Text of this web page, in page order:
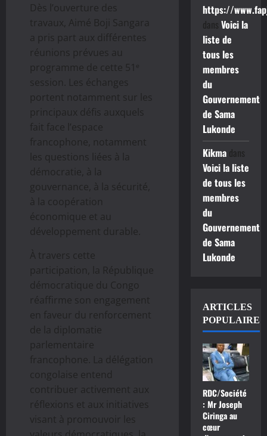
Dès l’ouverture des
travaux, Aimé Boji Sangara
a pris part aux différentes
réunions prévues au
programme de cette 51ᵉ
session. Les échanges
portent notamment sur les
principaux défis auxquels
fait face l’espace
francophone, notamment
les questions liées à la
démocratie, à la
gouvernance, à la sécurité,
à la coopération
économique et au
développement durable.
À travers cette
participation, la République
démocratique du Congo
réaffirme son engagement
en faveur du renforcement
de la diplomatie
parlementaire
francophone. La délégation
congolaise entend
contribuer activement aux
réflexions et aux initiatives
visant à promouvoir les
https://
dans Voici la
liste de
tous les
membres
du
Gouvernement
de Sama
Lukonde
Kikmadans
Voici la liste
de tous les
membres
du
Gouvernement
de Sama
Lukonde
ARTICLES
POPULAIRE
RDC/Société
: Mr Joseph
Ciringa au
cœur